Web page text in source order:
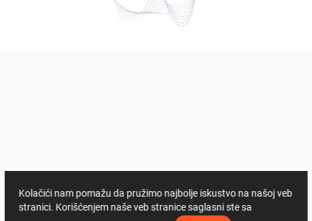
Kolačići nam pomažu da pružimo najbolje iskustvo na našoj veb
stranici. Korišćenjem naše veb stranice saglasni ste sa